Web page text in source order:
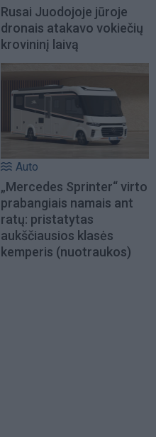
Rusai Juodojoje jūroje
dronais atakavo vokiečių
krovininį laivą
Auto
„Mercedes Sprinter“ virto
prabangiais namais ant
ratų: pristatytas
aukščiausios klasės
kemperis (nuotraukos)